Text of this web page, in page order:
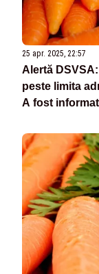
25 apr. 2025, 22:57
Alertă
peste limita
A fost